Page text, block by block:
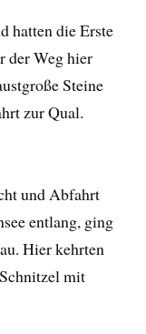
hatten die Erste
der Weg hier
Steine
zur Qual.
und Abfahrt
entlang, ging
Hier kehrten
mit